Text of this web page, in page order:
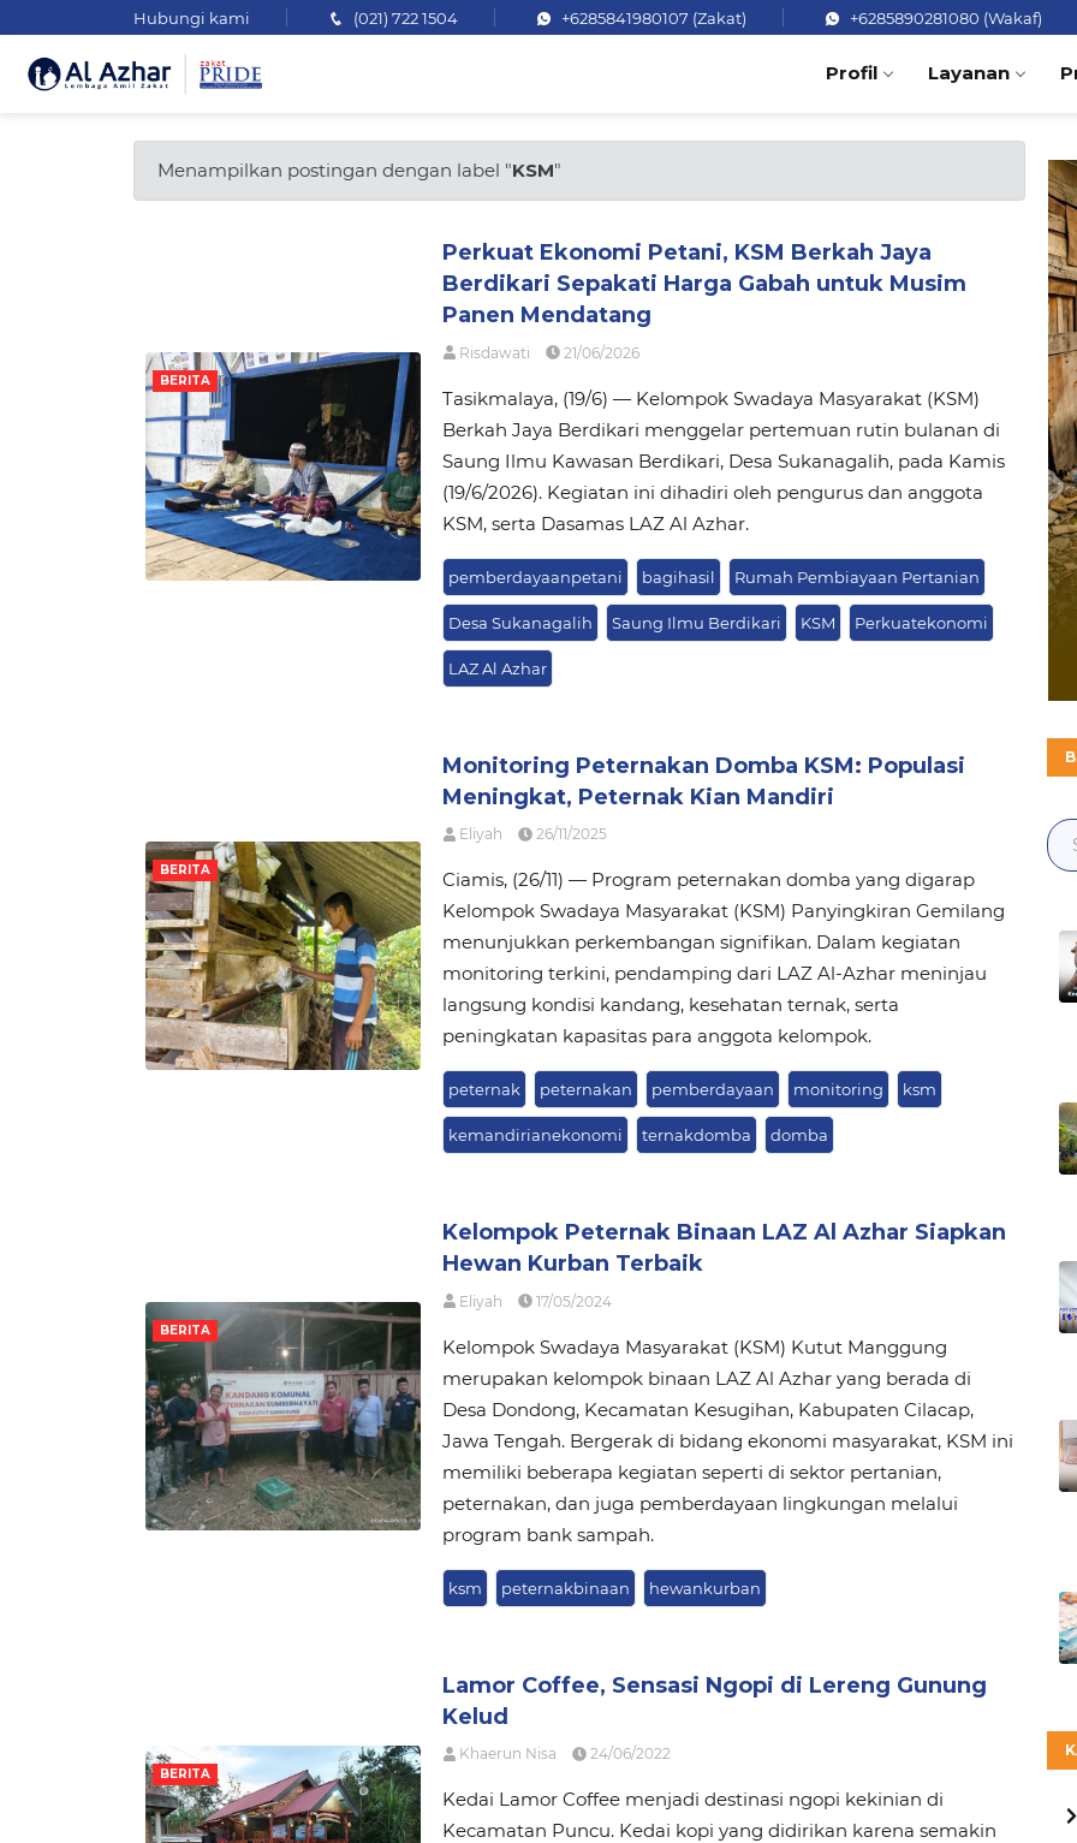
Hubungi kami (021) 722 1504 +6285841980107 (Zakat) +6285890281080 (Wakaf)
Profil Layanan
Menampilkan postingan dengan label "KSM"
BERITA
Perkuat Ekonomi Petani, KSM Berkah Jaya
Berdikari Sepakati Harga Gabah untuk Musim
Panen Mendatang
Risdawati 21/06/2026
Tasikmalaya, (19/6) — Kelompok Swadaya Masyarakat (KSM)
Berkah Jaya Berdikari menggelar pertemuan rutin bulanan di
Saung Ilmu Kawasan Berdikari, Desa Sukanagalih, pada Kamis
(19/6/2026). Kegiatan ini dihadiri oleh pengurus dan anggota
KSM, serta Dasamas LAZ Al Azhar.
pemberdayaanpetani bagihasil Rumah Pembiayaan Pertanian
Desa Sukanagalih Saung Ilmu Berdikari KSM Perkuatekonomi
LAZ Al Azhar
BERITA
Monitoring Peternakan Domba KSM: Populasi
Meningkat, Peternak Kian Mandiri
Eliyah 26/11/2025
Ciamis, (26/11) — Program peternakan domba yang digarap
Kelompok Swadaya Masyarakat (KSM) Panyingkiran Gemilang
menunjukkan perkembangan signifikan. Dalam kegiatan
monitoring terkini, pendamping dari LAZ Al-Azhar meninjau
langsung kondisi kandang, kesehatan ternak, serta
peningkatan kapasitas para anggota kelompok.
peternak peternakan pemberdayaan monitoring ksm
kemandirianekonomi ternakdomba domba
BERITA
Kelompok Peternak Binaan LAZ Al Azhar Siapkan
Hewan Kurban Terbaik
Eliyah 17/05/2024
Kelompok Swadaya Masyarakat (KSM) Kutut Manggung
merupakan kelompok binaan LAZ Al Azhar yang berada di
Desa Dondong, Kecamatan Kesugihan, Kabupaten Cilacap,
Jawa Tengah. Bergerak di bidang ekonomi masyarakat, KSM ini
memiliki beberapa kegiatan seperti di sektor pertanian,
peternakan, dan juga pemberdayaan lingkungan melalui
program bank sampah.
ksm peternakbinaan hewankurban
BERITA
Lamor Coffee, Sensasi Ngopi di Lereng Gunung
Kelud
Khaerun Nisa 24/06/2022
Kedai Lamor Coffee menjadi destinasi ngopi kekinian di
Kecamatan Puncu. Kedai kopi yang didirikan karena semakin